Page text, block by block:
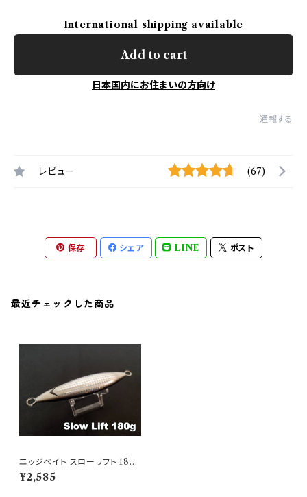
International shipping available
Add to cart
日本国内にお住まいの方向け
通報する
レビュー (67)
保存 シェア LINE ポスト
最近チェックした商品
エッジベイト スローリフト 180
Black Edge Glow
¥2,585